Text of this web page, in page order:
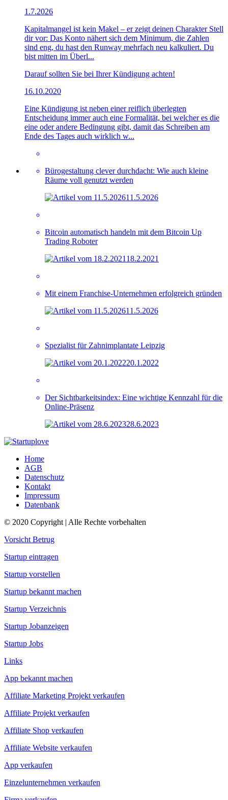
1.7.2026
Kapitalmangel ist kein Makel – er zeigt deinen Charakter Stell
dir vor: Das Konto nähert sich dem Minimum, die Zahlen
sind eng, du hast den Runway mehrfach neu kalkuliert. Du
bist mitten im Überl...
Darauf sollten Sie bei Ihrer Kündigung achten!
16.10.2020
Eine Kündigung ist neben einer reiflich überlegten
Entscheidung immer auch eine Formalität, bei welcher es die
eine oder andere Bedingung gibt, damit das Schreiben am
Ende des Tages auch wirklich w...
Bürogestaltung clever durchdacht: Wie auch kleine
Räume voll genutzt werden
11.5.2026
Bitcoin automatisch handeln mit dem Bitcoin Up
Trading Roboter
18.2.2021
Mit einem Franchise-Unternehmen erfolgreich gründen
11.5.2026
Spezialist für Zahnimplantate Leipzig
20.1.2022
Der Sichtbarkeitsindex: Eine wichtige Kennzahl für die
Online-Präsenz
28.6.2023
Home
AGB
Datenschutz
Kontakt
Impressum
Datenbank
© 2020 Copyright | Alle Rechte vorbehalten
Vorsicht Betrug
Startup eintragen
Startup vorstellen
Startup bekannt machen
Startup Verzeichnis
Startup Jobanzeigen
Startup Jobs
Links
App bekannt machen
Affiliate Marketing Projekt verkaufen
Affiliate Projekt verkaufen
Affiliate Shop verkaufen
Affiliate Website verkaufen
App verkaufen
Einzelunternehmen verkaufen